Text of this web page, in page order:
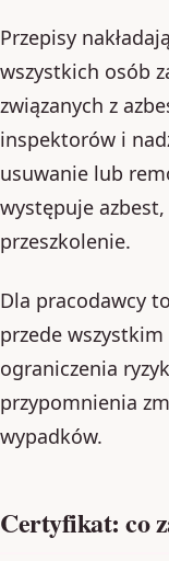
Przepisy
wszystkich osób
związanych z
inspektorów i
usuwanie lub
występuje
przeszkolenie.
Dla pracodawcy
przede
ograniczenia
przypomnienia
wypadków.
Certyfikat: co